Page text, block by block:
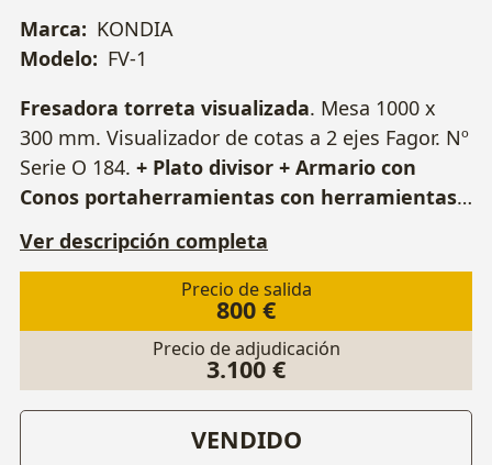
Marca: KONDIA
Modelo: FV-1
Fresadora torreta visualizada. Mesa 1000 x
300 mm. Visualizador de cotas a 2 ejes Fagor. Nº
Serie O 184. + Plato divisor + Armario con
Conos portaherramientas con herramientas
Ver descripción completa
Precio de salida
800 €
Precio de adjudicación
3.100 €
VENDIDO